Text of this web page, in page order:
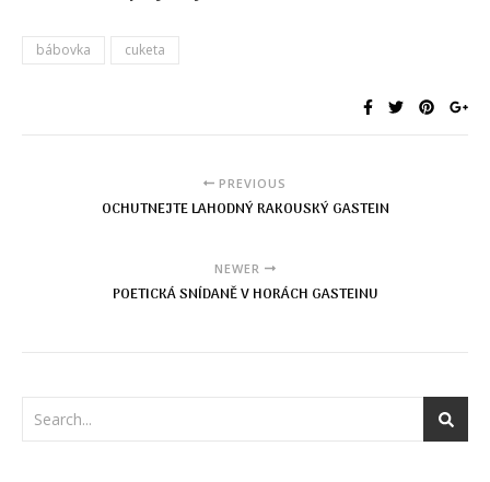
bábovka cuketa
PREVIOUS
OCHUTNEJTE LAHODNÝ RAKOUSKÝ GASTEIN
NEWER
POETICKÁ SNÍDANĚ V HORÁCH GASTEINU